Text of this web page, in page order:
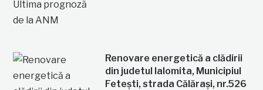
Renovare energetică a clădirii
din judetul Ialomita, Municipiul
Fetești, strada Călărași, nr.526